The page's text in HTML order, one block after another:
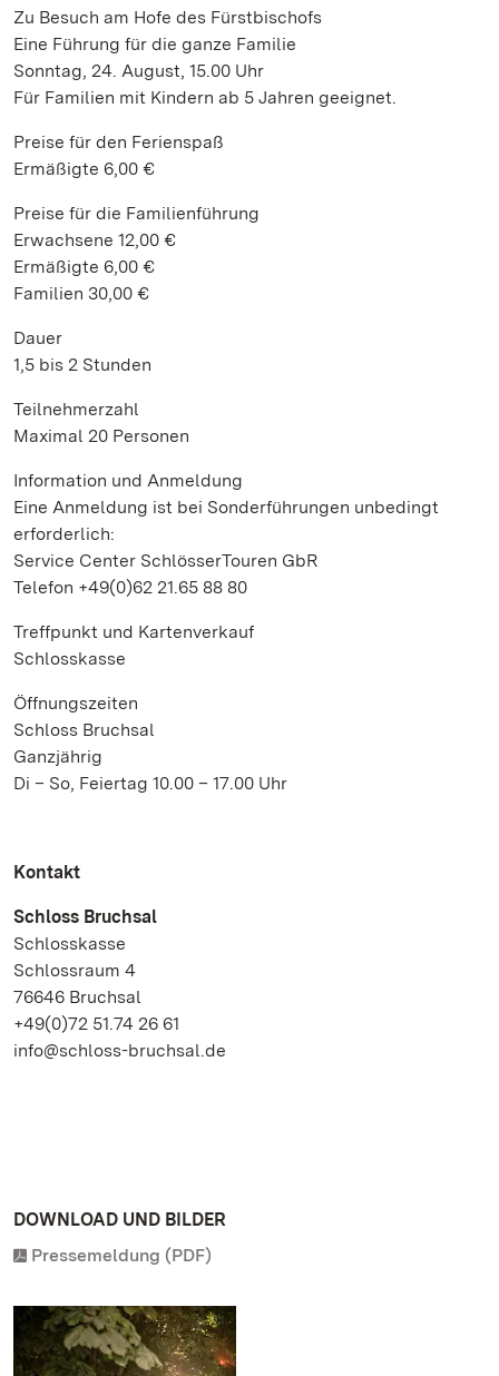
Zu Besuch am Hofe des Fürstbischofs
Eine Führung für die ganze Familie
Sonntag, 24. August, 15.00 Uhr
Für Familien mit Kindern ab 5 Jahren geeignet.
Preise für den Ferienspaß
Ermäßigte 6,00 €
Preise für die Familienführung
Erwachsene 12,00 €
Ermäßigte 6,00 €
Familien 30,00 €
Dauer
1,5 bis 2 Stunden
Teilnehmerzahl
Maximal 20 Personen
Information und Anmeldung
Eine Anmeldung ist bei Sonderführungen unbedingt
erforderlich:
Service Center SchlösserTouren GbR
Telefon +49(0)62 21.65 88 80
Treffpunkt und Kartenverkauf
Schlosskasse
Öffnungszeiten
Schloss Bruchsal
Ganzjährig
Di – So, Feiertag 10.00 – 17.00 Uhr
Kontakt
Schloss Bruchsal
Schlosskasse
Schlossraum 4
76646 Bruchsal
+49(0)72 51.74 26 61
info@schloss-bruchsal.de
DOWNLOAD UND BILDER
Pressemeldung (PDF)